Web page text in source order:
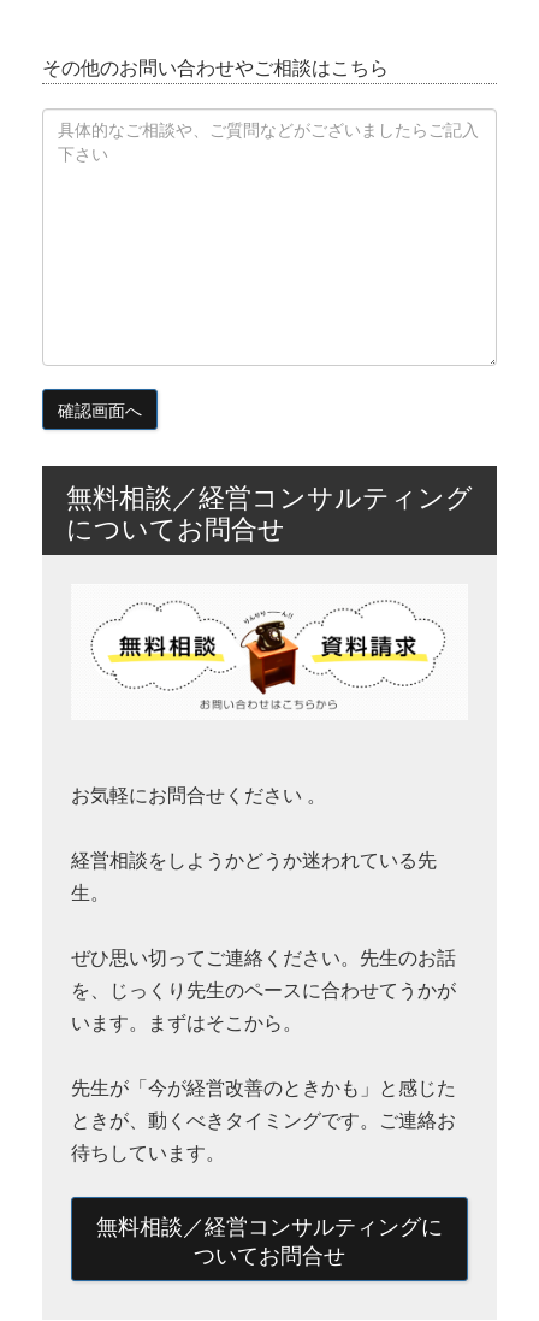
その他のお問い合わせやご相談はこちら
無料相談／経営コンサルティング
についてお問合せ
お気軽にお問合せください 。
経営相談をしようかどうか迷われている先
生。
ぜひ思い切ってご連絡ください。先生のお話
を、じっくり先生のペースに合わせてうかが
います。まずはそこから。
先生が「今が経営改善のときかも」と感じた
ときが、動くべきタイミングです。ご連絡お
待ちしています。
無料相談／経営コンサルティングに
ついてお問合せ